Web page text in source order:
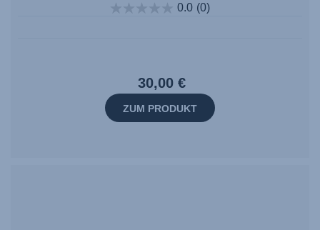
0.0 (0)
30,00 €
ZUM PRODUKT